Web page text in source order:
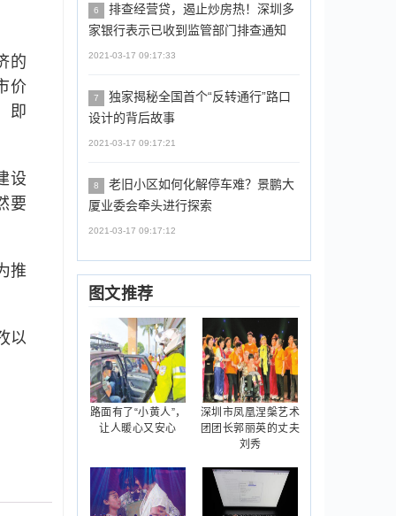
的
价
即
设
要
推
以
6
排查经营贷，遏止炒房热！深圳多
家银行表示已收到监管部门排查通知
2021-03-17 09:17:33
7
独家揭秘全国首个“反转通行”路口
设计的背后故事
2021-03-17 09:17:21
8
老旧小区如何化解停车难？景鹏大
厦业委会牵头进行探索
2021-03-17 09:17:12
图文推荐
路面有了“小黄人”，
让人暖心又安心
深圳市凤凰涅槃艺术
团团长郭丽英的丈夫
刘秀